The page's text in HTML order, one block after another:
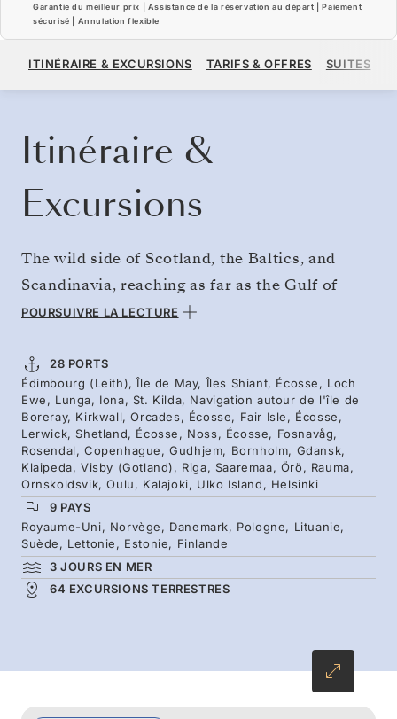
Garantie du meilleur prix | Assistance de la réservation au départ | Paiement
sécurisé | Annulation flexible
À PARTIR DE 26 900 $US
ITINÉRAIRE & EXCURSIONS TARIFS & OFFRES SUITES
Itinéraire &
Excursions
The wild side of Scotland, the Baltics, and
Scandinavia, reaching as far as the Gulf of
Bothnia's northern wonders. From Edinburgh
puffins, sea stacks, and Norse history. Up to
Norway's fjords, then across the Baltic and
into the shattered shores of the Archipelago
Sea, with an overnight in Oulu, 2026's
European Capital of Culture. Find the peace of
Ulko Island near the Russian border, before
Helsinki.
POURSUIVRE LA LECTURE
28 PORTS
Édimbourg (Leith), Île de May, Îles Shiant, Écosse, Loch
Ewe, Lunga, Iona, St. Kilda, Navigation autour de l'île de
Boreray, Kirkwall, Orcades, Écosse, Fair Isle, Écosse,
Lerwick, Shetland, Écosse, Noss, Écosse, Fosnavåg,
Rosendal, Copenhague, Gudhjem, Bornholm, Gdansk,
Klaipeda, Visby (Gotland), Riga, Saaremaa, Örö, Rauma,
Ornskoldsvik, Oulu, Kalajoki, Ulko Island, Helsinki
9 PAYS
Royaume-Uni, Norvège, Danemark, Pologne, Lituanie,
Suède, Lettonie, Estonie, Finlande
3 JOURS EN MER
64 EXCURSIONS TERRESTRES